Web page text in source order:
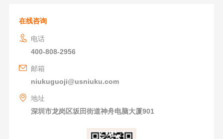
在线咨询
电话
400-808-2956
邮箱
niukuguoji@usniuku.com
地址
深圳市龙岗区坂田街道神舟电脑大厦901